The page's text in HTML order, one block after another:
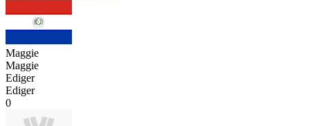
Maggie
Maggie
Ediger
Ediger
0